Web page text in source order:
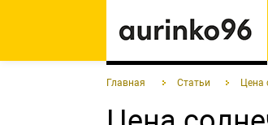
Главная Статьи Цена